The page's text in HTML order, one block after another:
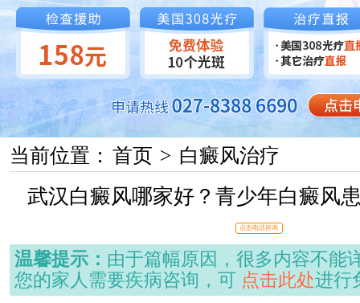
当前位置： 首页 > 白癜风治疗
武汉白癜风哪家好？青少年白癜风
点击电话咨询
温馨提示： 由于篇幅原因，很多内容不能
您的家人需要疾病咨询，可 点击此处进行